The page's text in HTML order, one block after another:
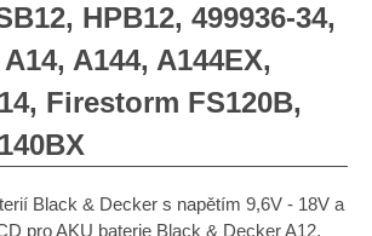
HPB12, 499936-34,
A144, A144EX,
Firestorm FS120B,
Black & Decker s napětím 9,6V - 18V a
pro AKU baterie Black & Decker A12,